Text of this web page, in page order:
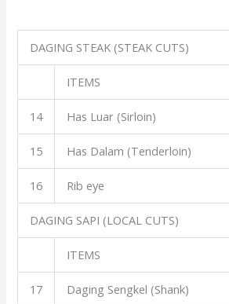
DAGING STEAK (STEAK CUTS)
ITEMS
14 Has Luar (Sirloin)
15 Has Dalam (Tenderloin)
16 Rib eye
DAGING SAPI (LOCAL CUTS)
ITEMS
17 Daging Sengkel (Shank)